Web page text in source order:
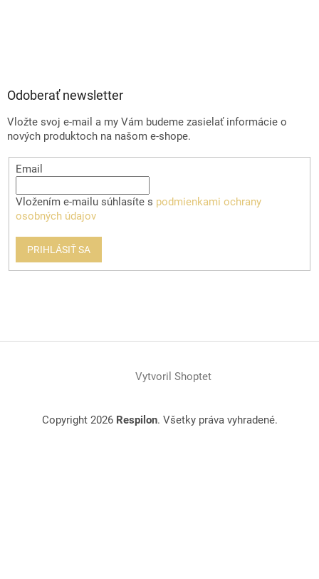
Odoberať newsletter
Vložte svoj e-mail a my Vám budeme zasielať informácie o
nových produktoch na našom e-shope.
Email
Vložením e-mailu súhlasíte s podmienkami ochrany
osobných údajov
PRIHLÁSIŤ SA
Vytvoril Shoptet
Copyright 2026 Respilon. Všetky práva vyhradené.